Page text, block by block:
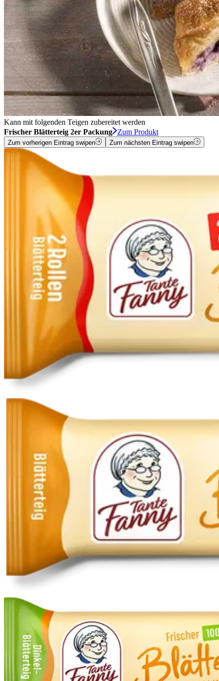
Kann mit folgenden Teigen zubereitet werden
Frischer Blätterteig 2er Packung
Zum Produkt
Zum vorherigen Eintrag swipen Zum nächsten Eintrag swipen